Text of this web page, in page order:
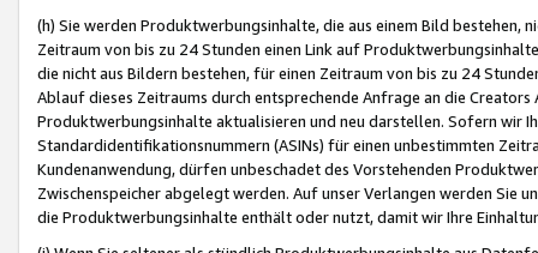
(h) Sie werden Produktwerbungsinhalte, die aus einem Bild bestehen,
Zeitraum von bis zu 24 Stunden einen Link auf
die nicht aus Bildern bestehen, für einen Zeitraum von bis zu 24
Ablauf dieses Zeitraums durch entsprechende Anfrage an die
Produktwerbungsinhalte aktualisieren und neu darstellen. Sofern wir
Standardidentifikationsnummern (ASINs) für einen unbestimmten
Kundenanwendung, dürfen unbeschadet des Vorstehenden
Zwischenspeicher abgelegt werden. Auf unser Verlangen werden Sie
die Produktwerbungsinhalte enthält oder nutzt, damit wir Ihre